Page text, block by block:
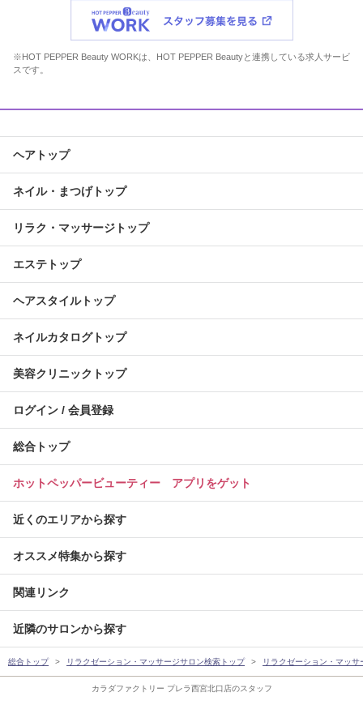
カラダファクトリー プレラ西宮北口店のスタッフ
※HOT PEPPER Beauty WORKは、HOT PEPPER Beautyと連携している求人サービ
スです。
ヘアトップ
ネイル・まつげトップ
リラク・マッサージトップ
エステトップ
ヘアスタイルトップ
ネイルカタログトップ
美容クリニックトップ
ログイン / 会員登録
総合トップ
ホットペッパービューティー アプリをゲット
近くのエリアから探す
オススメ特集から探す
関連リンク
近隣のサロンから探す
総合トップ リラクゼーション・マッサージサロン検索トップ リラクゼーション・マッ